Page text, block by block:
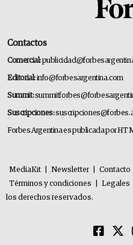
Contactos
Comercial:
Editorial:info@forbesargentina.com
Summit:
Suscripciones:
Forbes Argentina es publicada por HT
MediaKit Newsletter Contacto
Términos y condiciones
Legales
los derechos reservados.